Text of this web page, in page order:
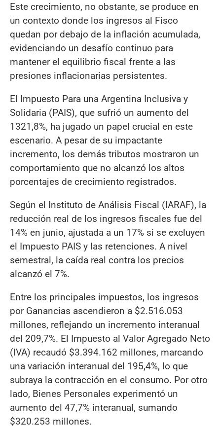
Este crecimiento, no obstante, se produce en
un contexto donde los ingresos al Fisco
quedan por debajo de la inflación acumulada,
evidenciando un desafío continuo para
mantener el equilibrio fiscal frente a las
presiones inflacionarias persistentes.
El Impuesto Para una Argentina Inclusiva y
Solidaria (PAIS), que sufrió un aumento del
1321,8%, ha jugado un papel crucial en este
escenario. A pesar de su impactante
incremento, los demás tributos mostraron un
comportamiento que no alcanzó los altos
porcentajes de crecimiento registrados.
Según el Instituto de Análisis Fiscal (IARAF), la
reducción real de los ingresos fiscales fue del
14% en junio, ajustada a un 17% si se excluyen
el Impuesto PAIS y las retenciones. A nivel
semestral, la caída real contra los precios
alcanzó el 7%.
Entre los principales impuestos, los ingresos
por Ganancias ascendieron a $2.516.053
millones, reflejando un incremento interanual
del 209,7%. El Impuesto al Valor Agregado Neto
(IVA) recaudó $3.394.162 millones, marcando
una variación interanual del 195,4%, lo que
subraya la contracción en el consumo. Por otro
lado, Bienes Personales experimentó un
aumento del 47,7% interanual, sumando
$320.253 millones.